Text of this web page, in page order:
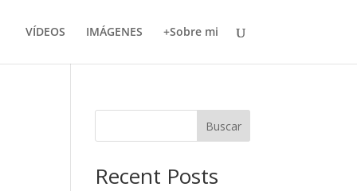
VÍDEOS IMÁGENES +Sobre mi
Buscar
Recent Posts